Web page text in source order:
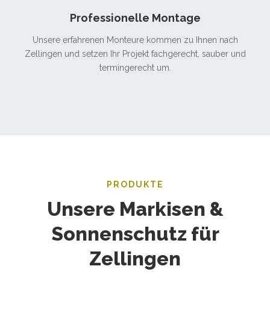
Professionelle Montage
Unsere erfahrenen Monteure kommen zu Ihnen nach
Zellingen und setzen Ihr Projekt fachgerecht, sauber und
termingerecht um.
PRODUKTE
Unsere Markisen &
Sonnenschutz für
Zellingen